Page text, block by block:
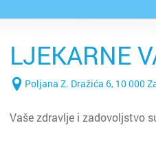
LJEKARNE
Poljana Z. Dražića 6, 10 000
Vaše zdravlje i zadovoljstvo